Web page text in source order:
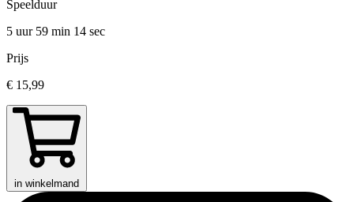
Speelduur
5 uur 59 min 14 sec
Prijs
€ 15,99
in winkelmand